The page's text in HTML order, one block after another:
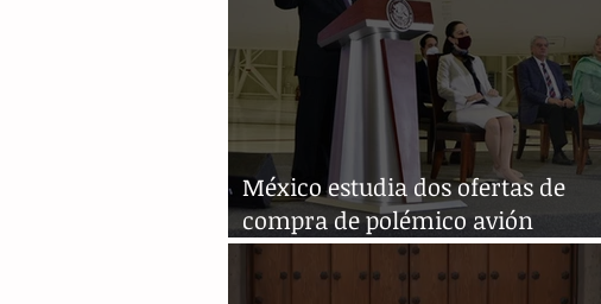
México estudia dos ofertas de
compra de polémico avión
presidencial